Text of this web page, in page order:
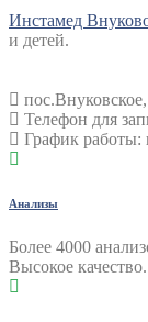
Инстамед
и детей.
Телефон для
График работы:
Анализы
Более 4000
Высокое